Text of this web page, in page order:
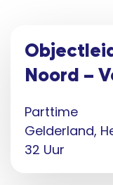
Noord –
Parttime
Gelderland,
32 Uur